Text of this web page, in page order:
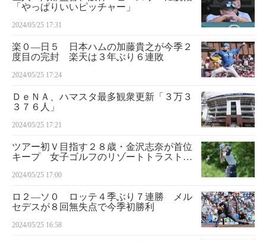
「やっぱりいいピッチャー」
2024/05/25 17:31
楽０―日５ 日本ハムの加藤貴之が今季２
度目の完封 楽天は３年ぶり６連敗
2024/05/25 17:24
ＤｅＮＡ、ハマスタ最多観衆更新「３万３
３７６人」
2024/05/25 17:21
ツアー初Ｖ目指す２８歳・金沢志奈が首位
キープ 女子ゴルフのリゾートトラストＬ
2024/05/25 17:00
ロ２―ソ０ ロッテ４季ぶり７連勝 メル
セデスが８回無失点で今季初勝利
2024/05/25 16:58